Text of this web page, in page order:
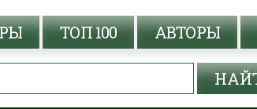
ТОП 100 АВТОРЫ